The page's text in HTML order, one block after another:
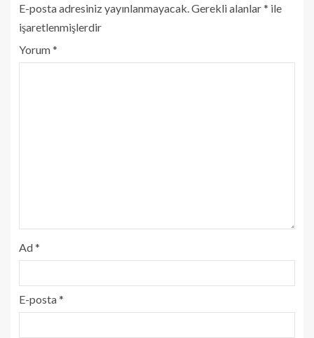
E-posta adresiniz yayınlanmayacak. Gerekli alanlar* ile
işaretlenmişlerdir
Yorum*
Ad*
E-posta*